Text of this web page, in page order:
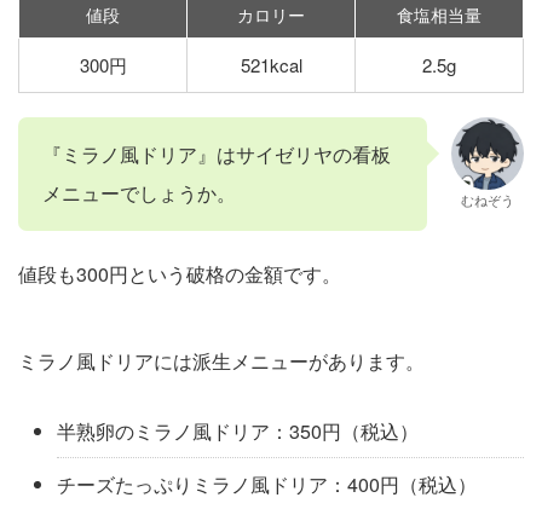
値段 カロリー
食塩相当量
300円
521kcal 2.5g
『ミラノ風ドリア』はサイゼリヤの看板
メニューでしょうか。
むねぞう
値段も300円という破格の金額です。
ミラノ風ドリアには派生メニューがあります。
半熟卵のミラノ風ドリア：350円（税込）
チーズたっぷりミラノ風ドリア：400円（税込）